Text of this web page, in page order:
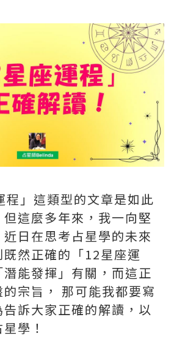
程」這類型的文章是如此
這麼多年來，我一向堅
日在思考占星學的未來
然正確的「12星座運
能發揮」有關，而這正
宗旨， 那可能我都要寫
訴大家正確的解讀，以
學！